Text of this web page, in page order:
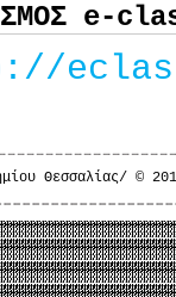
e-
Θεσσαλίας/ ©